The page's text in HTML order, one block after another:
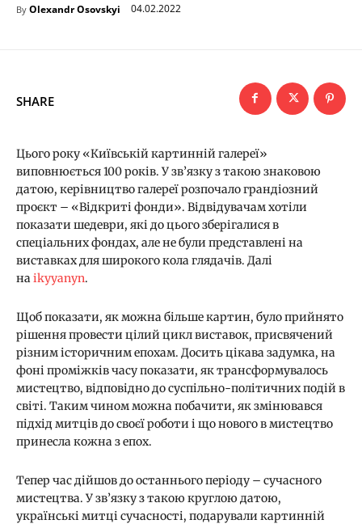
By Olexandr Osovskyi 04.02.2022
SHARE
Цього року «Київській картинній галереї»
виповнюється 100 років. У зв’язку з такою знаковою
датою, керівництво галереї розпочало грандіозний
проєкт – «Відкриті фонди». Відвідувачам хотіли
показати шедеври, які до цього зберігалися в
спеціальних фондах, але не були представлені на
виставках для широкого кола глядачів. Далі
на ikyyanyn.
Щоб показати, як можна більше картин, було прийнято
рішення провести цілий цикл виставок, присвячений
різним історичним епохам. Досить цікава задумка, на
фоні проміжків часу показати, як трансформувалось
мистецтво, відповідно до суспільно-політичних подій в
світі. Таким чином можна побачити, як змінювався
підхід митців до своєї роботи і що нового в мистецтво
принесла кожна з епох.
Тепер час дійшов до останнього періоду – сучасного
мистецтва. У зв’язку з такою круглою датою,
українські митці сучасності, подарували картинній